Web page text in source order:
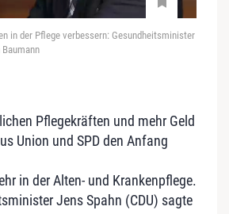
in der Pflege verbessern: Gesundheitsminister
Pflegekräften und mehr Geld
Union und SPD den Anfang
in der Alten- und Krankenpflege.
Jens Spahn (CDU) sagte